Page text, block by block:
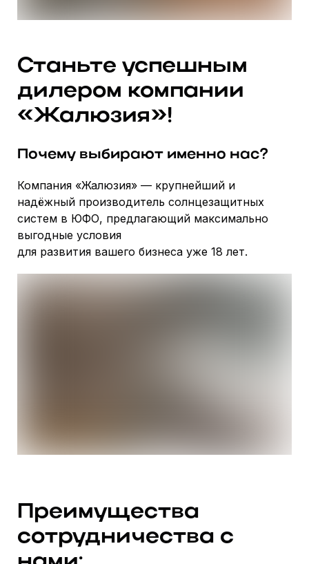
Станьте успешным
дилером компании
«Жалюзия»!
Почему выбирают именно нас?
Компания «Жалюзия» — крупнейший и
надёжный производитель солнцезащитных
систем в ЮФО, предлагающий максимально
выгодные условия
для развития вашего бизнеса уже 18 лет.
Преимущества
сотрудничества с